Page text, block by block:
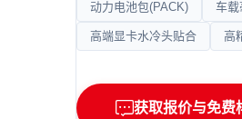
动力电池包(PACK) 车载
高端显卡水冷头贴合 高
获取报价与免费